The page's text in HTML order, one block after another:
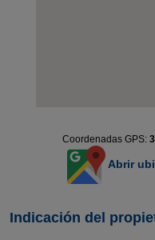
Coordenadas GPS:
Abrir
Indicación del